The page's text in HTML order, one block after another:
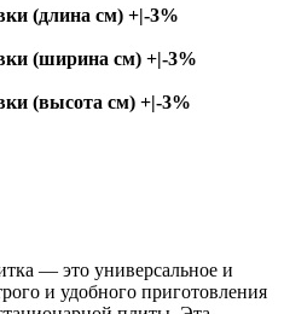
(длина см) +|-3%
(ширина см) +|-3%
(высота см) +|-3%
— это универсальное и
и удобного приготовления